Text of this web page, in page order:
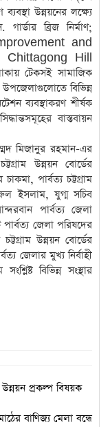
উন্নয়নের লক্ষ্যে
ব্রিজ নির্মাণ;
and
Chittagong Hill
টেকসই সামাজিক
বিভিন্ন
ব্যবস্থাকরণ শীর্ষক
বাস্তবায়ন
মিজানুর রহমান-এর
উন্নয়ন বোর্ডের
পার্বত্য চট্টগ্রাম
ইসলাম, যুগ্ম সচিব
পার্বত্য জেলা
পার্বত্য জেলা পরিষদের
উন্নয়ন বোর্ডের
জেলার মুখ্য নির্বাহী
বিভিন্ন সংস্থার
প্রকল্প বিষয়ক
বাণিজ্য মেলা বন্ধে